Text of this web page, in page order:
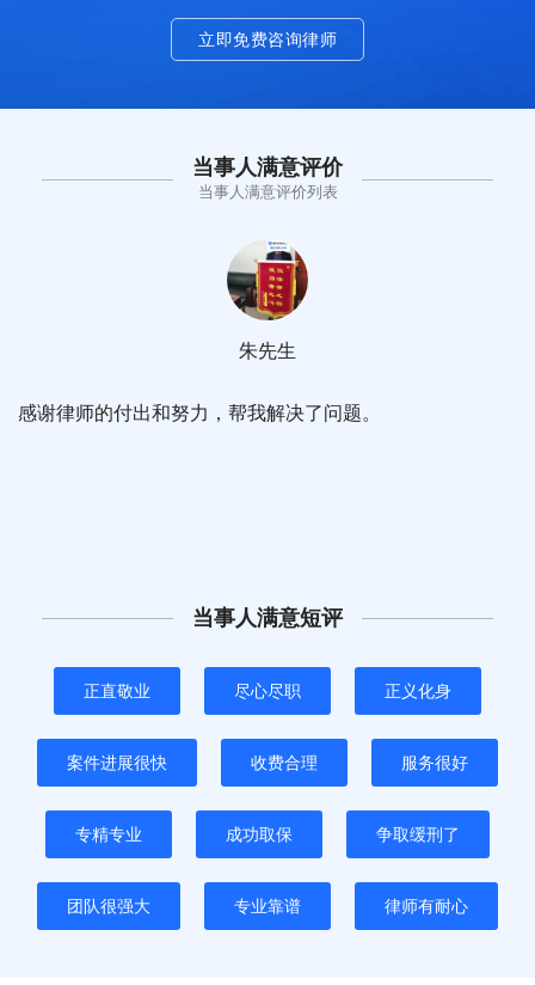
立即免费咨询律师
当事人满意评价
当事人满意评价列表
感谢律师的付出和努力，帮我解决了问题。
朱先生
当事人满意短评
正直敬业 尽心尽职 正义化身
案件进展很快 收费合理 服务很好
专精专业 成功取保 争取缓刑了
团队很强大 专业靠谱 律师有耐心